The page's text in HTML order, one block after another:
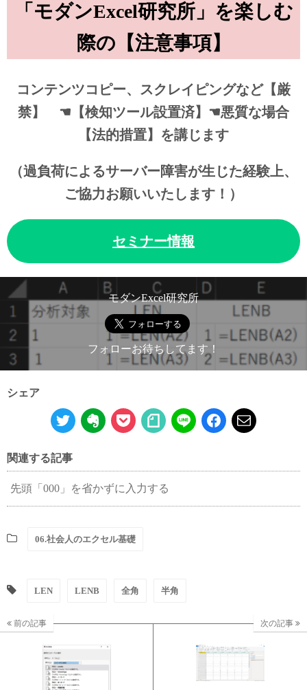
「モダンExcel研究所」を楽しむ
際の【注意事項】
コンテンツコピー、スクレイピングなど【厳
禁】 ☚【検知ツール設置済】☚悪質な場合
【法的措置】を講じます
（過負荷によるサーバー障害が生じた経験上、
ご協力お願いいたします！）
セミナー情報
モダンExcel研究所
フォローお待ちしてます！
シェア
関連する記事
先頭「000」を省かずに入力する
06.社会人のエクセル基礎
LEN LENB 全角 半角
前の記事 次の記事